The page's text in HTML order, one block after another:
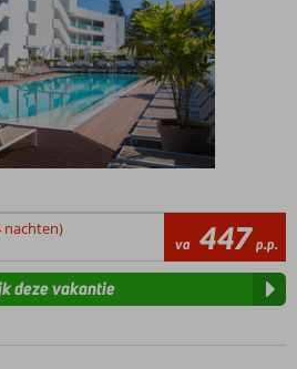
nachten)
va 447 p.p.
deze vakantie